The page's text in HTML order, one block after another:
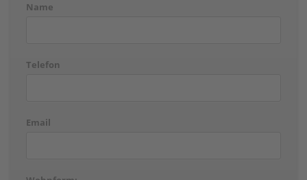
Name
Telefon
Email